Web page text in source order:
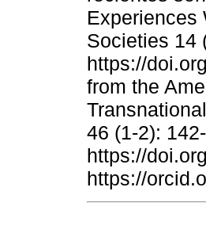
Experiences
Societies 14
https://
from the
46 (1-2):
https://
https://